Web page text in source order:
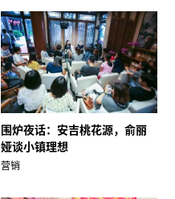
围炉夜话：安吉桃花源，俞丽
娅谈小镇理想
营销